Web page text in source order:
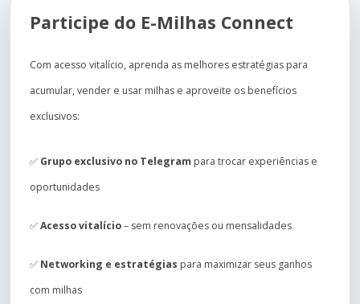
Participe do E-Milhas Connect
Com acesso vitalício, aprenda as melhores estratégias para
acumular, vender e usar milhas e aproveite os benefícios
exclusivos:
✅ Grupo exclusivo no Telegram para trocar experiências e
oportunidades
✅Acesso vitalício– sem renovações ou mensalidades
✅ Networking e estratégias para maximizar seus ganhos
com milhas